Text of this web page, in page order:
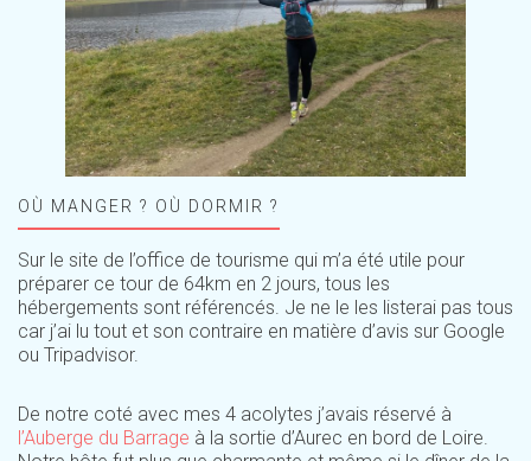
OÙ MANGER ? OÙ DORMIR ?
Sur le site de l’office de tourisme qui m’a été utile pour
préparer ce tour de 64km en 2 jours, tous les
hébergements sont référencés. Je ne le les listerai pas tous
car j’ai lu tout et son contraire en matière d’avis sur Google
ou Tripadvisor.
De notre coté avec mes 4 acolytes j’avais réservé à
l’Auberge du Barrage à la sortie d’Aurec en bord de Loire.